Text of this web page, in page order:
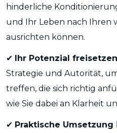
hinderliche
und Ihr Leben nach Ihren
ausrichten können.
✔ Ihr Potenzial freisetzen
Strategie und Autorität,
treffen, die sich richtig
wie Sie dabei an Klarheit
✔ Praktische Umsetzung